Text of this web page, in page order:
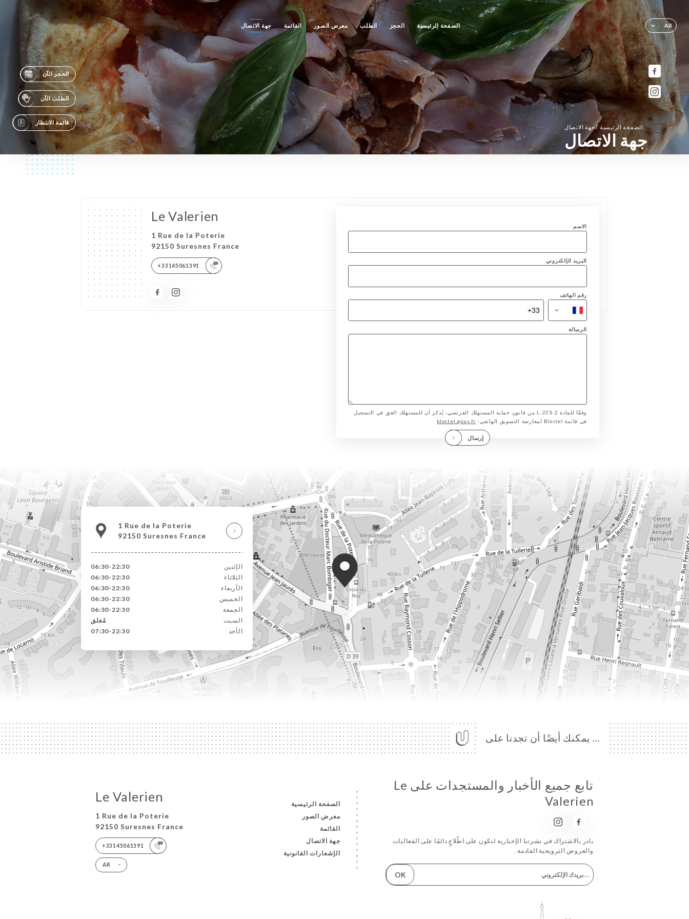
AR الصفحة الرئيسية الحجز الطلب معرض الصور القائمة جهة الاتصال
الحجز الآن
الطلب الآن
قائمة الانتظار
الصفحة الرئيسية /جهة الاتصال
جهة الاتصال
Le Valerien
1 Rue de la Poterie
92150 Suresnes France
+33145061391
الاسم
البريد الإلكتروني
رقم الهاتف
الرسالة
وفقًا للمادة L.223-2 من قانون حماية المستهلك الفرنسي، يُذكر أن للمستهلك الحق في التسجيل
في قائمة Bloctel لمعارضة التسويق الهاتفي:
bloctel.gouv.fr
إرسال
1 Rue de la Poterie
92150 Suresnes France
الإثنين
06:30-22:30
الثلاثاء
06:30-22:30
الأربعاء
06:30-22:30
الخميس
06:30-22:30
الجمعة
06:30-22:30
السبت
مُغلق
الأحد
07:30-22:30
… يمكنك أيضًا أن تجدنا على
Le Valerien
1 Rue de la Poterie
92150 Suresnes France
+33145061391
AR
الصفحة الرئيسية
معرض الصور
القائمة
جهة الاتصال
الإشعارات القانونية
تابع جميع الأخبار والمستجدات على Le
Valerien
بادر بالاشتراك في نشرتنا الإخبارية لتكون على اطّلاعٍ دائمًا على الفعاليات
والعروض الترويجية القادمة.
OK